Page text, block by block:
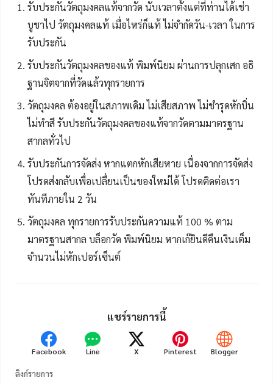
รับประกันวัตถุมงคลแท้จากวัด นับเวลาตั้งแต่ที่ท่านได้เช่า
บูชาไป วัตถุมงคลแท้ เมื่อไหร่ก็แท้ ไม่จำกัดวัน-เวลา ในการ
รับประกัน
รับประกันวัตถุมงคลของแท้ พิมพ์นิยม ผ่านการปลุกเสก อธิ
ฐานจิตจากที่วัดแล้วทุกรายการ
วัตถุมงคล ต้องอยู่ในสภาพเดิม ไม่เสียสภาพ ไม่ชำรุดหักบิ่น
ไม่ทำสี รับประกันวัตถุมงคลของแท้จากวัดตามมาตรฐาน
สากลทั่วไป
รับประกันการจัดส่ง หากแตกหักเสียหาย เนื่องจากการจัดส่ง
โปรดส่งกลับเพื่อเปลื่ยนเป็นของใหม่ได้ โปรดติดต่อเรา
ทันทีภายใน 2 วัน
วัตถุมงคล ทุกรายการรับประกันความแท้ 100 % ตาม
มาตรฐานสากล บล็อกวัด พิมพ์นิยม หากเก๊ยินดีคืนเงินเต็ม
จำนวนไม่หักเปอร์เซ็นต์
แชร์รายการนี้
Facebook Line X Pinterest Blogger
ลิงก์รายการ